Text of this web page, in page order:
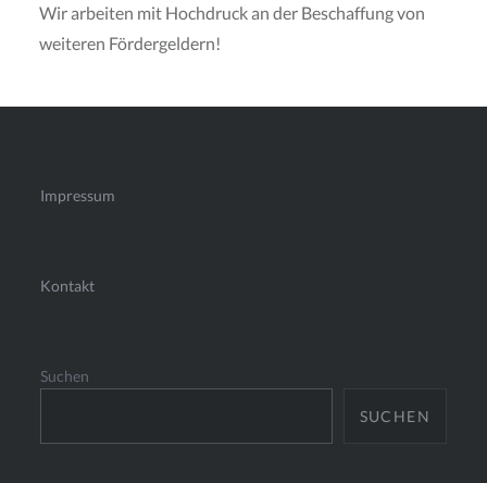
Wir arbeiten mit Hochdruck an der Beschaffung von
weiteren Fördergeldern!
Impressum
Kontakt
Suchen
SUCHEN